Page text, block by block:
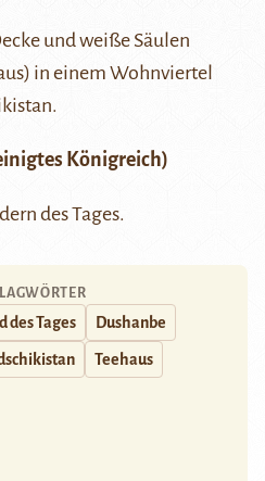
und weiße Säulen
in einem Wohnviertel
Königreich)
des Tages.
des Tages Dushanbe
Teehaus